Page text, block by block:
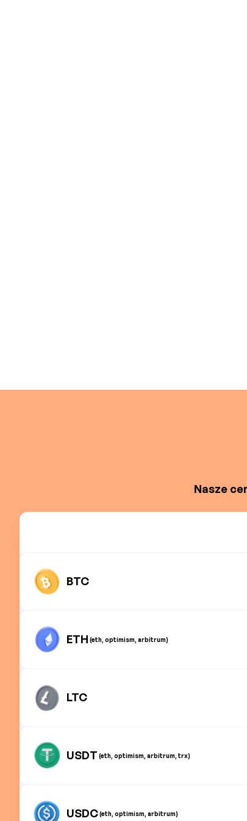
Nasze
BTC
ETH (eth, optimism, arbitrum)
LTC
USDT (eth, optimism, arbitrum, trx)
USDC(eth, optimism, arbitrum)